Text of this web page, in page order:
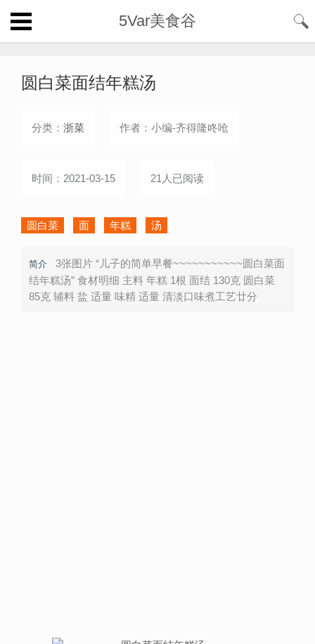
5Var美食谷
圆白菜面结年糕汤
分类： 浙菜 作者：小编-齐得隆咚呛
时间：2021-03-15 21人已阅读
圆白菜 面 年糕 汤
简介
3张图片 “儿子的简单早餐~~~~~~~~~~~圆白菜面
结年糕汤” 食材明细 主料 年糕 1根 面结 130克 圆白菜
85克 辅料 盐 适量 味精 适量 清淡口味煮工艺廿分